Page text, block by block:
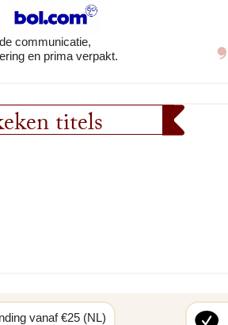
communicatie,
en prima verpakt.
titels
vanaf €25 (NL)